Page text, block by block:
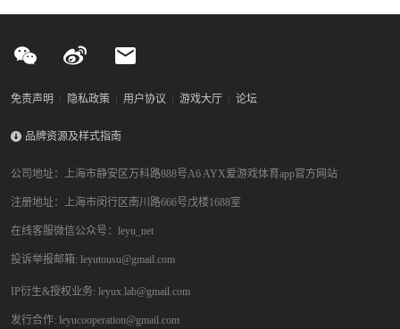
免责声明 隐私政策 用户协议 游戏大厅 论坛
品牌资源及样式指南
公司地址：上海市静安区万科路888号A6 AYX爱游戏体育app官方网站
注册地址：上海市闵行区南川路666号戊楼1688室
在线客服微信公众号：leyu_net
投诉举报邮箱: leyutousu@gmail.com
IP衍生&授权业务: leyux.lab@gmail.com
发行合作: leyucooperation@gmail.com